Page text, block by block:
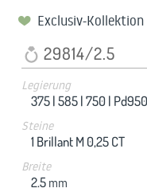
Exclusiv-Kollektion
29814/2.5
Legierung
375 |585 |750 |
Steine
1 Brillant M 0,25 CT
Breite
2.5 mm